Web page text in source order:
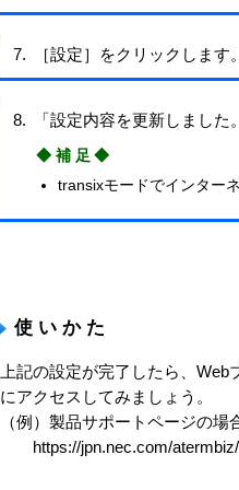
7. ［設定］をクリックします。
8.
「設定内容を更新しまし
◆補足◆
transixモードでインター
使いかた
上記の設定が完了したら、
にアクセスしてみましょう。
（例）製品サポートページの場
https://jpn.nec.com/